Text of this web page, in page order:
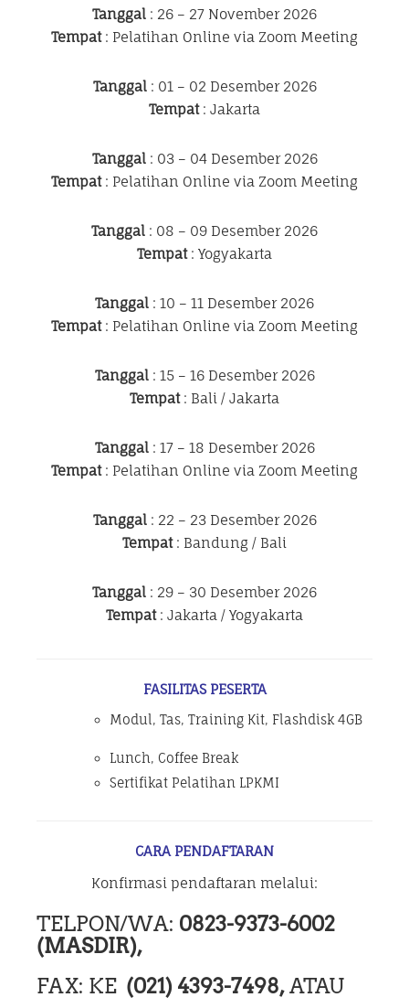
Tanggal : 26 – 27 November 2026
Tempat: Pelatihan Online via Zoom Meeting
Tanggal: 01 – 02 Desember 2026
Tempat: Jakarta
Tanggal: 03 – 04 Desember 2026
Tempat: Pelatihan Online via Zoom Meeting
Tanggal : 08 – 09 Desember 2026
Tempat: Yogyakarta
Tanggal : 10 – 11 Desember 2026
Tempat: Pelatihan Online via Zoom Meeting
Tanggal: 15 – 16 Desember 2026
Tempat: Bali / Jakarta
Tanggal: 17 – 18 Desember 2026
Tempat: Pelatihan Online via Zoom Meeting
Tanggal: 22 – 23 Desember 2026
Tempat: Bandung / Bali
Tanggal : 29 – 30 Desember 2026
Tempat: Jakarta / Yogyakarta
FASILITAS PESERTA
Modul, Tas, Training Kit, Flashdisk 4GB
Lunch, Coffee Break
Sertifikat Pelatihan LPKMI
CARA PENDAFTARAN
Konfirmasi pendaftaran melalui:
TELPON/WA: 0823-9373-6002
(MASDIR),
FAX: KE (021) 4393-7498,ATAU